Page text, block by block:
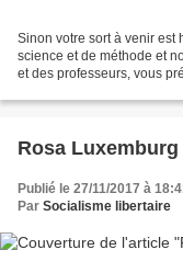
Sinon votre sort à venir est
science et de méthode et
et des professeurs, vous
Rosa
Publié le 27/11/2017 à
Par Socialisme libertaire